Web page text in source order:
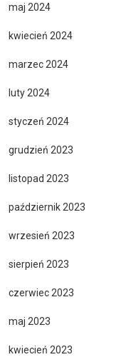
maj 2024
kwiecień 2024
marzec 2024
luty 2024
styczeń 2024
grudzień 2023
listopad 2023
październik 2023
wrzesień 2023
sierpień 2023
czerwiec 2023
maj 2023
kwiecień 2023